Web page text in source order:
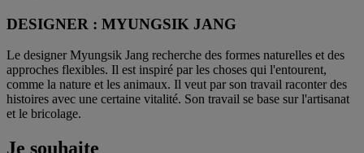
DESIGNER : MYUNGSIK JANG
Le designer Myungsik Jang recherche des formes naturelles et des
approches flexibles. Il est inspiré par les choses qui l'entourent,
comme la nature et les animaux. Il veut par son travail raconter des
histoires avec une certaine vitalité. Son travail se base sur l'artisanat
et le bricolage.
Je souhaite